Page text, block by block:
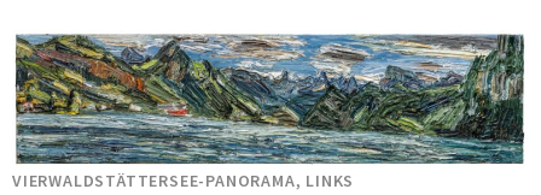
VIERWALDSTÄTTERSEE-PANORAMA, LINKS